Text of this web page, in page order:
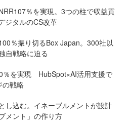
％を実現。3つの柱で収益貢
ジタルのCS改革
％振り切るBox Japan。300社以
自戦略に迫る
％を実現 HubSpot×AI活用支援で
の戦略
し込む。イネーブルメントが設計
メント」の作り方